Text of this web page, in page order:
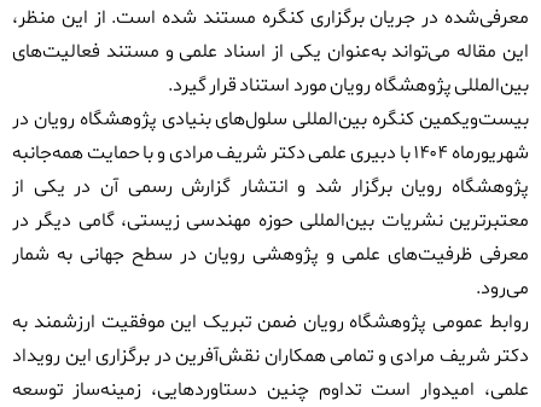
معرفی‌شده در جریان برگزاری کنگره مستند شده است. از این منظر،
این مقاله می‌تواند به‌عنوان یکی از اسناد علمی و مستند فعالیت‌های
بین‌المللی پژوهشگاه رویان مورد استناد قرار گیرد.
بیست‌ویکمین کنگره بین‌المللی سلول‌های بنیادی پژوهشگاه رویان در
شهریورماه ۱۴۰۴با دبیری علمی دکتر شریف مرادی و با حمایت همه‌جانبه
پژوهشگاه رویان برگزار شد و انتشار گزارش رسمی آن در یکی از
معتبرترین نشریات بین‌المللی حوزه مهندسی زیستی، گامی دیگر در
معرفی ظرفیت‌های علمی و پژوهشی رویان در سطح جهانی به شمار
می‌رود.
روابط عمومی پژوهشگاه رویان ضمن تبریک این موفقیت ارزشمند به
دکتر شریف مرادی و تمامی همکاران نقش‌آفرین در برگزاری این رویداد
علمی، امیدوار است تداوم چنین دستاوردهایی، زمینه‌ساز توسعه